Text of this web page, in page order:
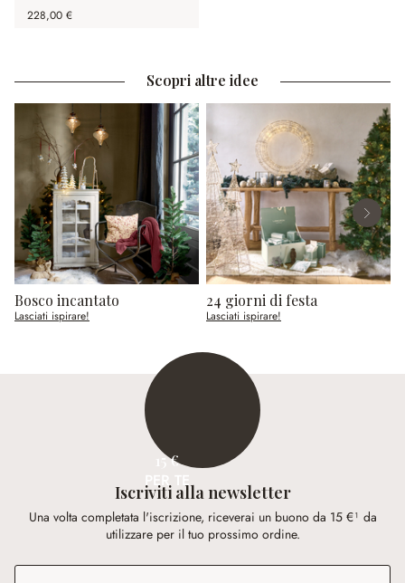
228,00 €
Scopri altre idee
Bosco incantato
Lasciati ispirare!
24 giorni di festa
Lasciati ispirare!
15 €
PER TE
Iscriviti alla newsletter
Una volta completata l'iscrizione, riceverai un buono da 15 €¹ da
utilizzare per il tuo prossimo ordine.
Indirizzo e-mail